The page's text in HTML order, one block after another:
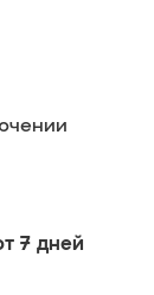
7 дней